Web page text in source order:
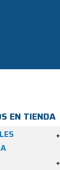
EN TIENDA
+
+